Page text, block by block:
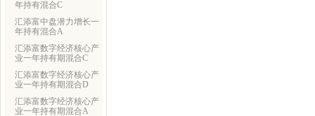
年持有混合C
汇添富中盘潜力增长一
年持有混合A
汇添富数字经济核心产
业一年持有期混合C
汇添富数字经济核心产
业一年持有期混合D
汇添富数字经济核心产
业一年持有期混合A